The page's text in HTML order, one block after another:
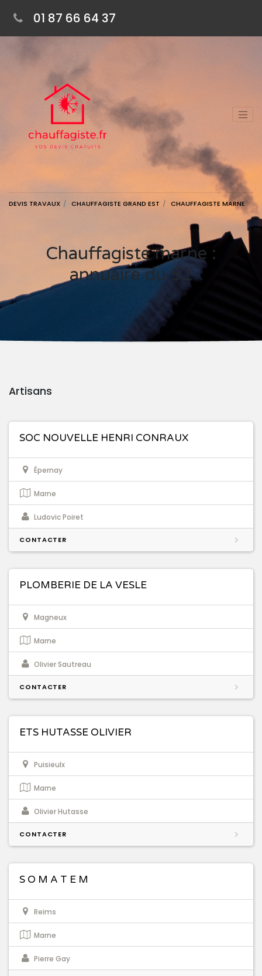
01 87 66 64 37
DEVIS TRAVAUX CHAUFFAGISTE GRAND EST CHAUFFAGISTE MARNE
Chauffagiste marne :
annuaire du 51
Artisans
SOC NOUVELLE HENRI CONRAUX
Épernay
Marne
Ludovic Poiret
CONTACTER
PLOMBERIE DE LA VESLE
Magneux
Marne
Olivier Sautreau
CONTACTER
ETS HUTASSE OLIVIER
Puisieulx
Marne
Olivier Hutasse
CONTACTER
S O M A T E M
Reims
Marne
Pierre Gay